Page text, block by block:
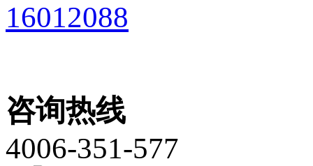
16012088
咨询热线
4006-351-577